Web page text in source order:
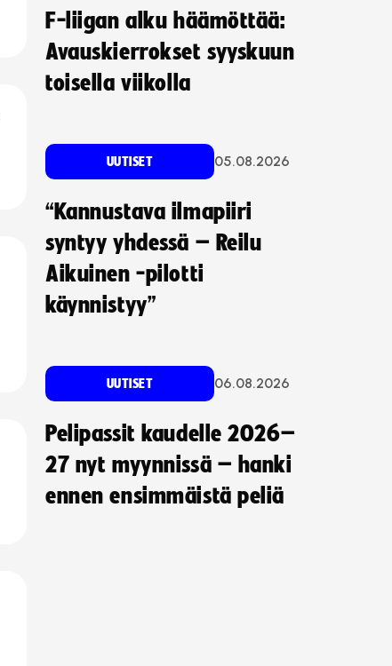
F-liigan alku häämöttää:
Avauskierrokset syyskuun
toisella viikolla
UUTISET 05.08.2026
“Kannustava ilmapiiri
syntyy yhdessä – Reilu
Aikuinen -pilotti
käynnistyy”
UUTISET 06.08.2026
Pelipassit kaudelle 2026–
27 nyt myynnissä – hanki
ennen ensimmäistä peliä